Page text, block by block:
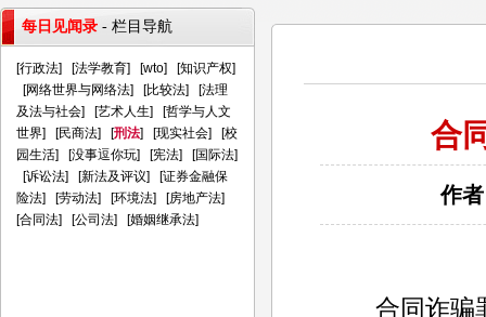
合
作
合同诈骗罪
每日见闻录 - 栏目导航
[行政法] [法学教育] [wto] [知识产权]
[网络世界与网络法] [比较法] [法理
及法与社会] [艺术人生] [哲学与人文
世界] [民商法] [刑法] [现实社会] [校
园生活] [没事逗你玩] [宪法] [国际法]
[诉讼法] [新法及评议] [证券金融保
险法] [劳动法] [环境法] [房地产法]
[合同法] [公司法] [婚姻继承法]